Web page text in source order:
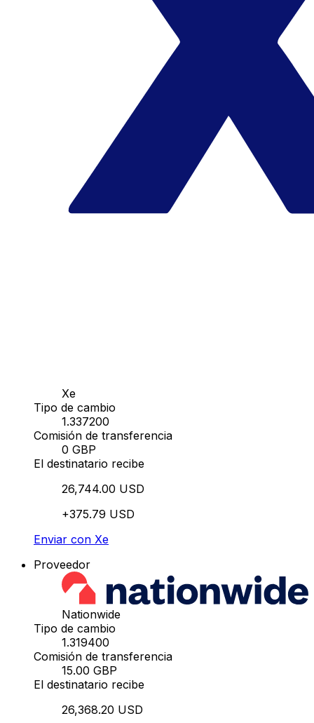
Xe
Tipo de cambio
1.337200
Comisión de transferencia
0 GBP
El destinatario recibe
26,744.00 USD
+375.79 USD
Enviar con Xe
Proveedor
Nationwide
Tipo de cambio
1.319400
Comisión de transferencia
15.00 GBP
El destinatario recibe
26,368.20 USD